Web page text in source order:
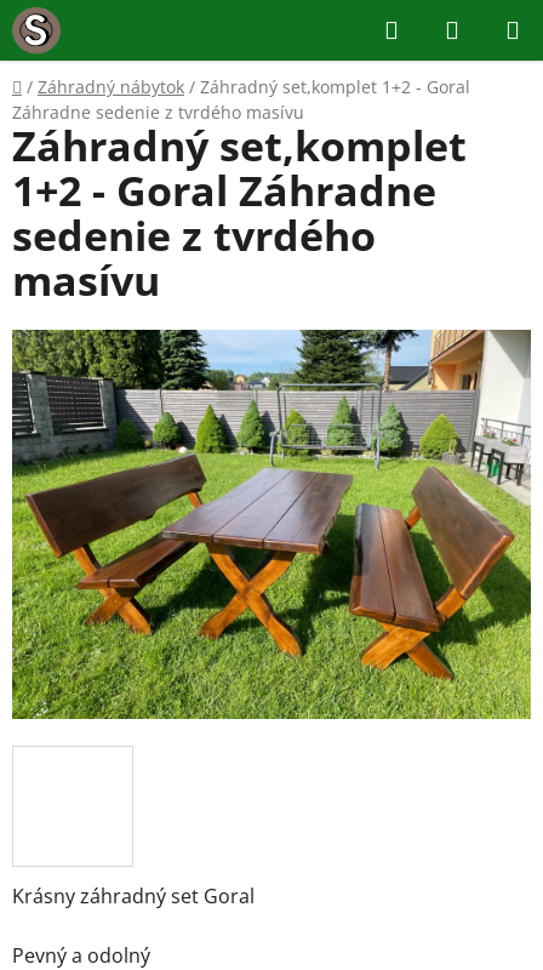
Prejsť
na
obsah
Hľadať
KOŠÍK
Domov
/ Záhradný nábytok / Záhradný set,komplet 1+2 - Goral
Záhradne sedenie z tvrdého masívu
Krásny záhradný set Goral
Pevný a odolný
Záhradný set,komplet
1+2 - Goral Záhradne
sedenie z tvrdého
masívu